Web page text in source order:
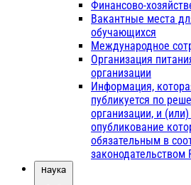
Финансово-
Вакантные места
обучающихся
Международное
Организация
организации
Информация,
публикуется по
организации, и
опубликование
обязательным в
Наука